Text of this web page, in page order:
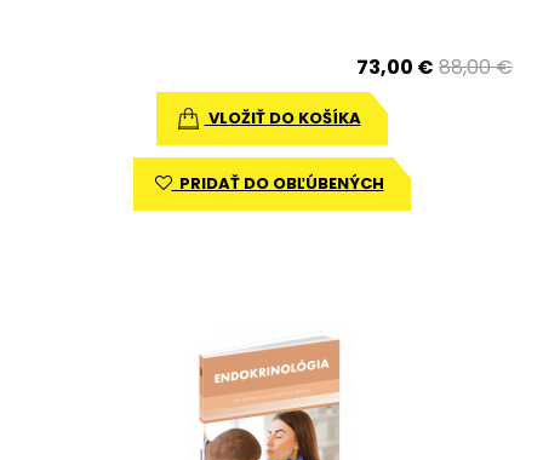
73,00 € 88,00 €
VLOŽIŤ DO KOŠÍKA
PRIDAŤ DO OBĽÚBENÝCH